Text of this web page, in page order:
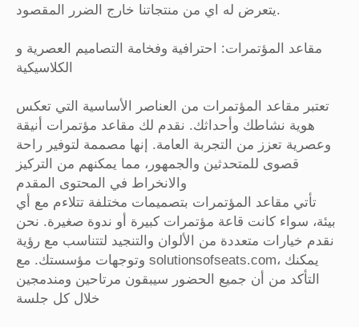
يتعرض له اي من منتجاتنا خارج الضرر المقصود.
مقاعد المؤتمرات: احترافية وفخامة التصاميم العصرية و
الكلاسيكية
تعتبر مقاعد المؤتمرات من العناصر الأساسية التي تعكس
هوية نشاطك وأحداثك. نقدم لك مقاعد مؤتمرات أنيقة
وعصرية تعزز من التجربة العامة. إنها مصممة لتوفير راحة
قصوى للمتحدثين والجمهور، مما يمكنهم من التركيز
والانخراط في المحتوى المقدم
تأتي مقاعد المؤتمرات بتصميمات مختلفة تتلاءم مع أي
بيئة، سواء كانت قاعة مؤتمرات كبيرة أو ندوة صغيرة. نحن
نقدم خيارات متعددة من الألوان والتنجيد لتتناسب مع رؤية
وتوجهات مؤسستك. مع solutionsofseats.com، يمكنك
التأكد من أن جميع الحضور سيبقون مرتاحين ومندمجين
خلال كل جلسة